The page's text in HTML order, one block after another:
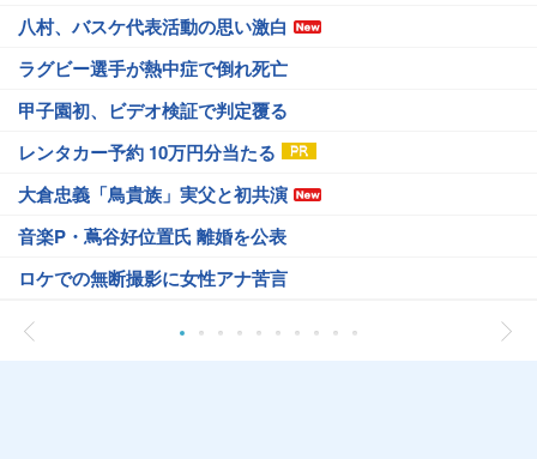
八村、バスケ代表活動の思い激白
ラグビー選手が熱中症で倒れ死亡
甲子園初、ビデオ検証で判定覆る
レンタカー予約 10万円分当たる
大倉忠義「鳥貴族」実父と初共演
音楽P・蔦谷好位置氏 離婚を公表
ロケでの無断撮影に女性アナ苦言